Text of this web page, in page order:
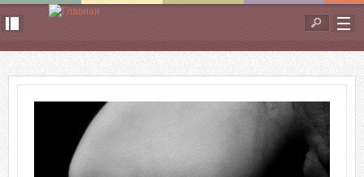
Перейти к основному содержанию
Форма
поиска